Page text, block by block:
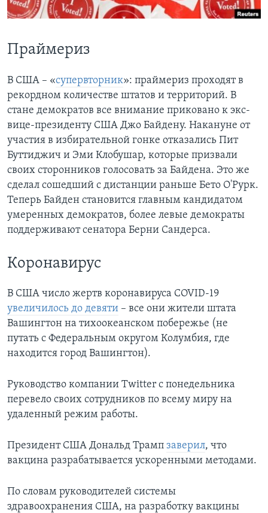
Learning English
СОЦИАЛЬНЫЕ СЕТИ
Языки
Праймериз
В США – «супервторник»: праймериз проходят в
рекордном количестве штатов и территорий. В
стане демократов все внимание приковано к экс-
вице-президенту США Джо Байдену. Накануне от
участия в избирательной гонке отказались Пит
Буттиджич и Эми Клобушар, которые призвали
своих сторонников голосовать за Байдена. Это же
сделал сошедший с дистанции раньше Бето О'Рурк.
Теперь Байден становится главным кандидатом
умеренных демократов, более левые демократы
поддерживают сенатора Берни Сандерса.
Коронавирус
В США число жертв коронавируса COVID-19
увеличилось до девяти – все они жители штата
Вашингтон на тихоокеанском побережье (не
путать с Федеральным округом Колумбия, где
находится город Вашингтон).
Руководство компании Twitter с понедельника
перевело своих сотрудников по всему миру на
удаленный режим работы.
Президент США Дональд Трамп заверил, что
вакцина разрабатывается ускоренными методами.
По словам руководителей системы
здравоохранения США, на разработку вакцины